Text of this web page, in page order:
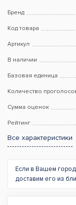
Бренд
Код товара
Артикул
В наличии
Базовая единица
Количество
Сумма оценок
Рейтинг
Все характеристики
Если в Вашем
доставим его из